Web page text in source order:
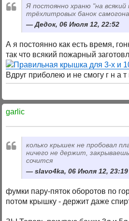
Я постоянно храню "на всякий
трёхлитровых банок
Дедок, 06 Июля 12, 22:52
А я постоянно как есть время,
так что всякий пожарный
Вдруг приболею и не смогу г н а т
garlic
колько крышек не пробовал
ничего не держит,
сочится
slavo4ka, 06 Июля 12, 23:19
фумки пару-пяток оборотов по
потом крышку - держит даже